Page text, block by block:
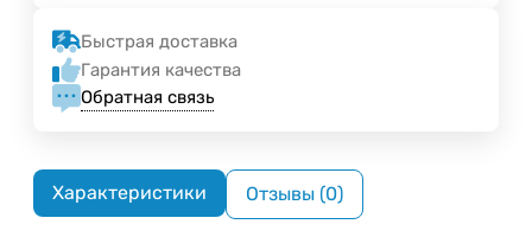
Быстрая доставка
Гарантия качества
Обратная связь
Характеристики Отзывы (0)